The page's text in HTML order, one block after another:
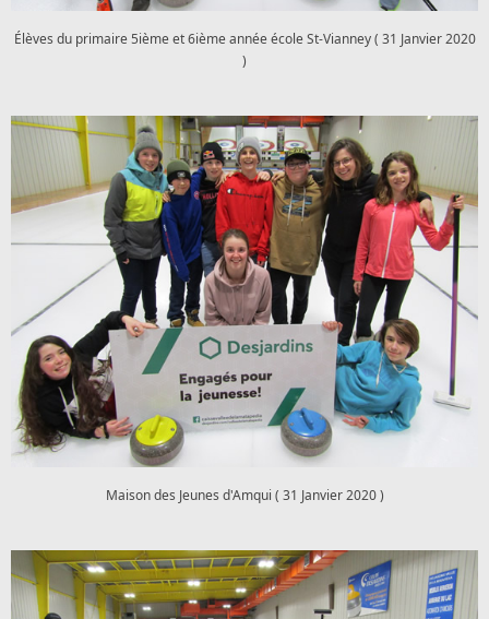
Élèves du primaire 5ième et 6ième année école St-Vianney ( 31 Janvier 2020
)
Maison des Jeunes d'Amqui ( 31 Janvier 2020 )